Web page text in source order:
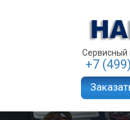
Сервисный
+7